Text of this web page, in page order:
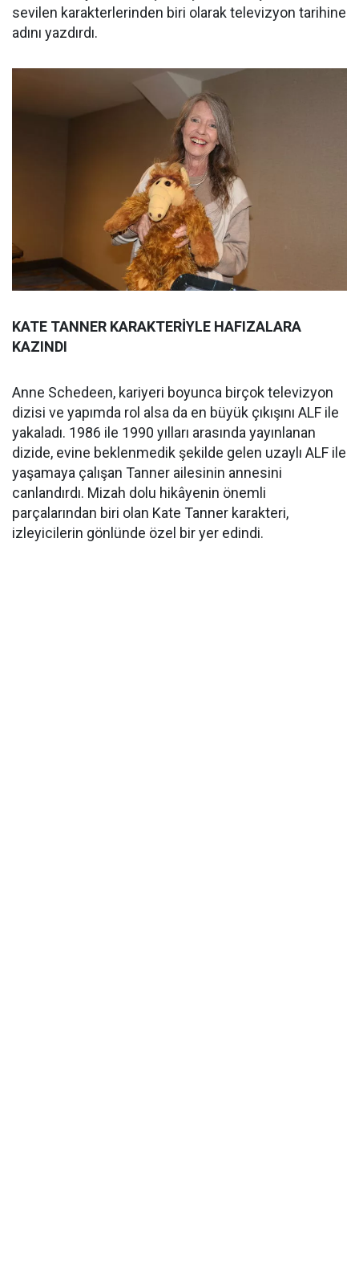
sevilen karakterlerinden biri olarak televizyon tarihine
adını yazdırdı.
KATE TANNER KARAKTERİYLE HAFIZALARA
KAZINDI
Anne Schedeen, kariyeri boyunca birçok televizyon
dizisi ve yapımda rol alsa da en büyük çıkışını ALF ile
yakaladı. 1986 ile 1990 yılları arasında yayınlanan
dizide, evine beklenmedik şekilde gelen uzaylı ALF ile
yaşamaya çalışan Tanner ailesinin annesini
canlandırdı. Mizah dolu hikâyenin önemli
parçalarından biri olan Kate Tanner karakteri,
izleyicilerin gönlünde özel bir yer edindi.